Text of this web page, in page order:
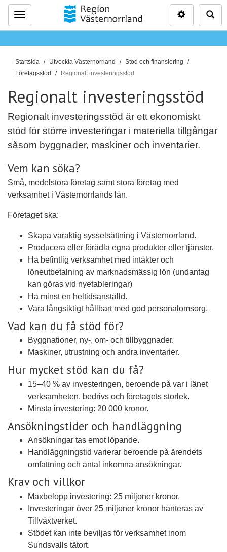
Meny
D
u
r
h
ä
r
:
Startsida Utveckla Västernorrland
Stöd och finansiering
Företagsstöd
Regionalt investeringsstöd
Regionalt investeringsstöd
Regionalt investeringsstöd är ett ekonomiskt
stöd för större investeringar i materiella tillgångar
såsom byggnader, maskiner och inventarier.
Vem kan söka?
Små, medelstora företag samt stora företag med
verksamhet i Västernorrlands län.
Företaget ska:
Skapa varaktig sysselsättning i Västernorrland.
Producera eller förädla egna produkter eller tjänster.
Ha befintlig verksamhet med intäkter och
löneutbetalning av marknadsmässig lön (undantag
kan göras vid nyetableringar)
Ha minst en heltidsanställd.
Vara långsiktigt hållbart med god personalomsorg.
Vad kan du få stöd för?
Byggnationer, ny-, om- och tillbyggnader.
Maskiner, utrustning och andra inventarier.
Hur mycket stöd kan du få?
15–40 % av investeringen, beroende på var i länet
verksamheten. bedrivs och företagets storlek.
Minsta investering: 20 000 kronor.
Ansökningstider och handläggning
Ansökningar tas emot löpande.
Handläggningstid varierar beroende på ärendets
omfattning och antal inkomna ansökningar.
Krav och villkor
Maxbelopp investering: 25 miljoner kronor.
Investeringar över 25 miljoner kronor hanteras av
Tillväxtverket.
Stödet kan inte beviljas för verksamhet inom
Sundsvalls tätort.